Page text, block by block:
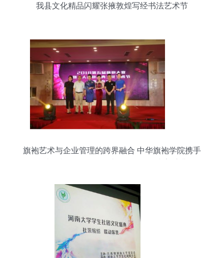
我县文化精品闪耀张掖敦煌写经书法艺术节
旗袍艺术与企业管理的跨界融合 中华旗袍学院携手